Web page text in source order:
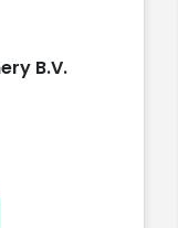
B.V.